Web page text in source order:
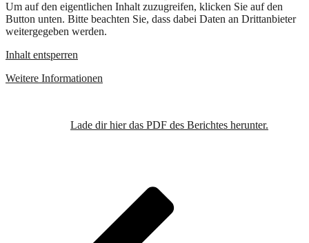
Um auf den eigentlichen Inhalt zuzugreifen, klicken Sie auf den
Button unten. Bitte beachten Sie, dass dabei Daten an Drittanbieter
weitergegeben werden.
Inhalt entsperren
Weitere Informationen
Lade dir hier das PDF des Berichtes herunter.